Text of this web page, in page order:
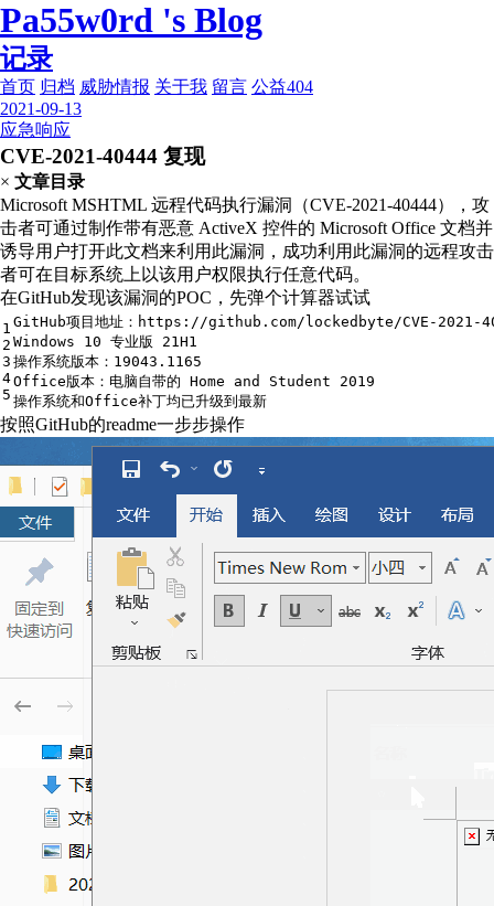
Pa55w0rd 's Blog
记录
首页 归档 威胁情报 关于我 留言 公益404
2021-09-13
应急响应
CVE-2021-40444 复现
× 文章目录
Microsoft MSHTML 远程代码执行漏洞（CVE-2021-40444），攻
击者可通过制作带有恶意 ActiveX 控件的 Microsoft Office 文档并
诱导用户打开此文档来利用此漏洞，成功利用此漏洞的远程攻击
者可在目标系统上以该用户权限执行任意代码。
在GitHub发现该漏洞的POC，先弹个计算器试试
1
2
3
4
5
GitHub项目地址：https: //github.com/lockedbyte/CVE- 2021 -
Windows 10 专业版 21H1
操作系统版本： 19043.1165
Office版本：电脑自带的 Home and Student 2019
操作系统和Office补丁均已升级到最新
按照GitHub的readme一步步操作